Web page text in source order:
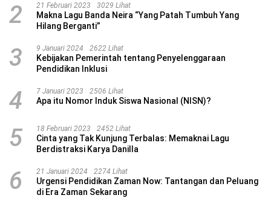
2 21 Februari 2023 3029 Lihat
Makna Lagu Banda Neira “Yang Patah Tumbuh Yang
Hilang Berganti”
3 9 Januari 2024 2622 Lihat
Kebijakan Pemerintah tentang Penyelenggaraan
Pendidikan Inklusi
4 7 Januari 2023 2506 Lihat
Apa itu Nomor Induk Siswa Nasional (NISN)?
5 18 Februari 2023 2452 Lihat
Cinta yang Tak Kunjung Terbalas: Memaknai Lagu
Berdistraksi Karya Danilla
6 21 Januari 2024 2274 Lihat
Urgensi Pendidikan Zaman Now: Tantangan dan Peluang
di Era Zaman Sekarang